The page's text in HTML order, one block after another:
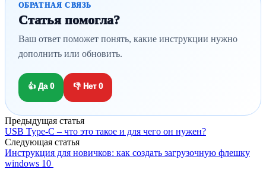
ОБРАТНАЯ СВЯЗЬ
Статья помогла?
Ваш ответ поможет понять, какие инструкции нужно
дополнить или обновить.
👍 Да 0 👎 Нет 0
Предыдущая статья
USB Type-C – что это такое и для чего он нужен?
Следующая статья
Инструкция для новичков: как создать загрузочную флешку
windows 10